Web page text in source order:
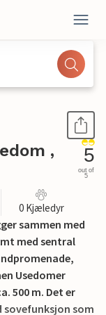
,
5
out of
5
0 Kjæledyr
sammen med
med sentral
Usedomer
500 m. Det er
som